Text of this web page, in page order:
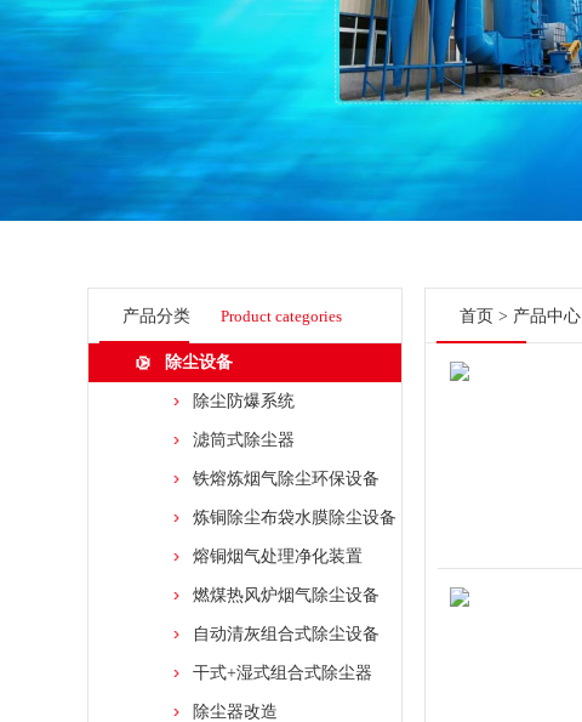
产品分类 Product categories
除尘设备
除尘防爆系统
滤筒式除尘器
铁熔炼烟气除尘环保设备
炼铜除尘布袋水膜除尘设备
熔铜烟气处理净化装置
燃煤热风炉烟气除尘设备
自动清灰组合式除尘设备
干式+湿式组合式除尘器
除尘器改造
首页 > 产品中心